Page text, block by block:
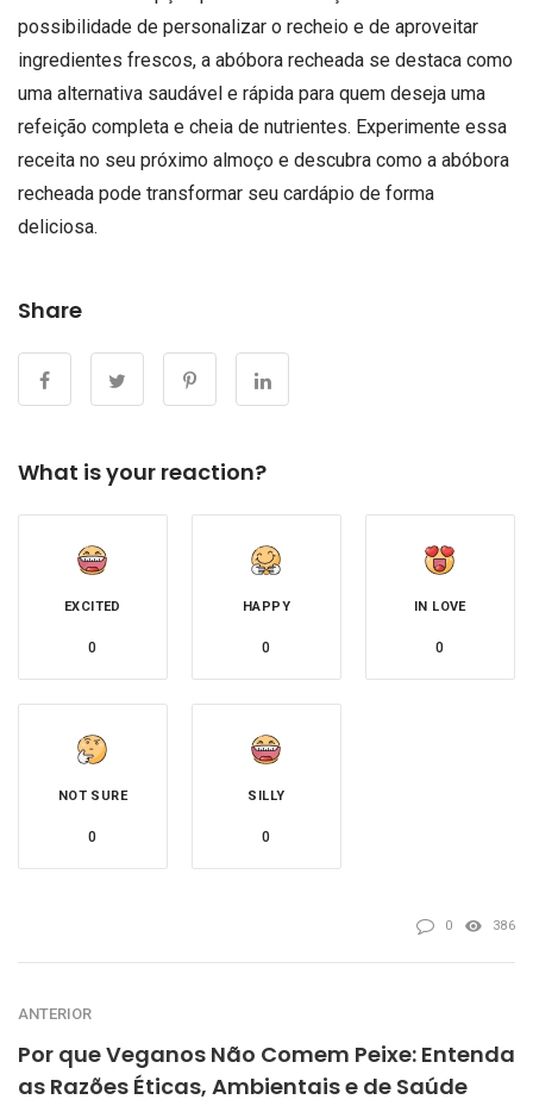
possibilidade de personalizar o recheio e de aproveitar
ingredientes frescos, a abóbora recheada se destaca como
uma alternativa saudável e rápida para quem deseja uma
refeição completa e cheia de nutrientes. Experimente essa
receita no seu próximo almoço e descubra como a abóbora
recheada pode transformar seu cardápio de forma
deliciosa.
Share
What is your reaction?
EXCITED
0
HAPPY
0
IN LOVE
0
NOT SURE
0
SILLY
0
0 386
ANTERIOR
Por que Veganos Não Comem Peixe: Entenda
as Razões Éticas, Ambientais e de Saúde